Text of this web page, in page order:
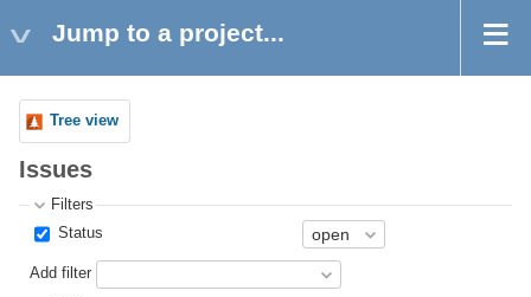
Jump to a project...
Tree view
Issues
Filters
Status
Add filter